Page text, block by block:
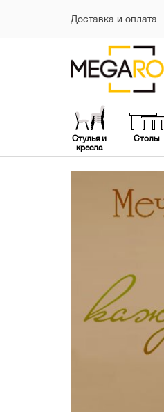
Доставка и оплата
Стулья и
кресла
Столы